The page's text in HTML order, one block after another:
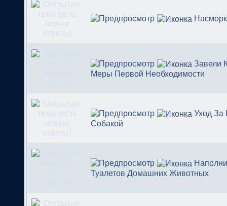
Завели
Меры Первой Необходимости
Уход За
Собакой
Туалетов Домашних Животных